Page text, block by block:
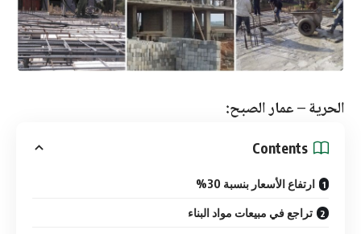
الحرية – عمار الصبح:
Contents
ارتفاع الأسعار بنسبة 30%
تراجع في مبيعات مواد البناء